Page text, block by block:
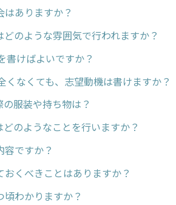
ありますか？
のような雰囲気で行われますか？
書けばよいですか？
くなくても、志望動機は書けますか？
服装や持ち物は？
のようなことを行いますか？
ですか？
くべきことはありますか？
わかりますか？